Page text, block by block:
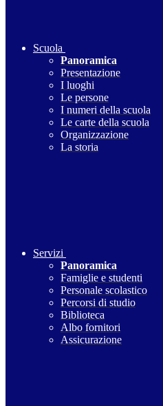
Scuola
Panoramica
Presentazione
I luoghi
Le persone
I numeri della scuola
Le carte della scuola
Organizzazione
La storia
Servizi
Panoramica
Famiglie e studenti
Personale scolastico
Percorsi di studio
Biblioteca
Albo fornitori
Assicurazione